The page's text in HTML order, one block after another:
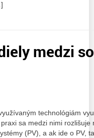
medzi
technológiám
sa medzi nimi
(PV), a ak ide o PV,